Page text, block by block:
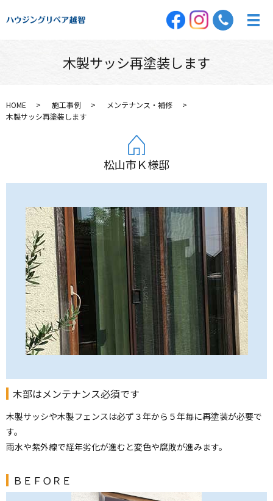
木製サッシ再塗装します
HOME 施工事例
メンテナンス・補修
木製サッシ再塗装します
松山市Ｋ様邸
木部はメンテナンス必須です
木製サッシや木製フェンスは必ず３年から５年毎に再塗装が必要で
す。
雨水や紫外線で経年劣化が進むと変色や腐敗が進みます。
ＢＥＦＯＲＥ